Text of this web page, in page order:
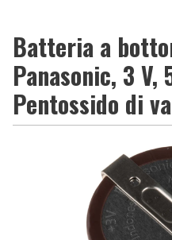
Batteria a
Panasonic, 3
Pentossido di